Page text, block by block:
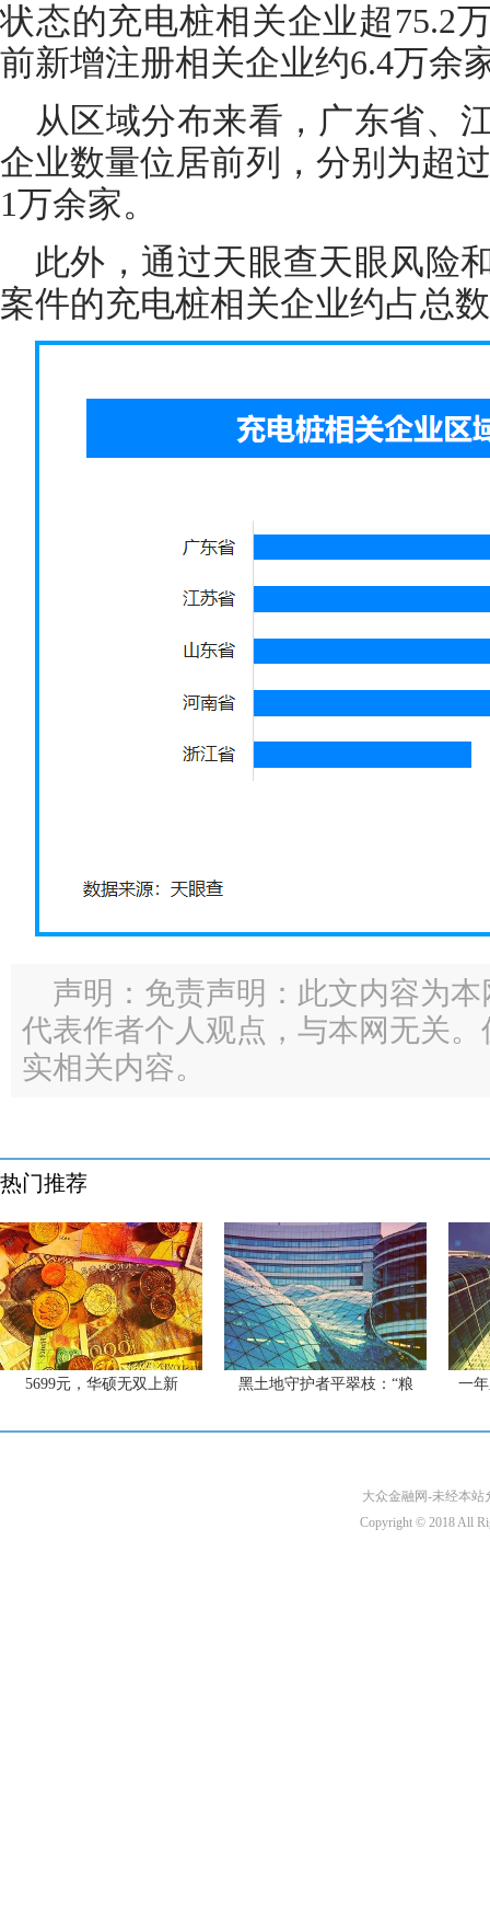
状态的充电桩相关企业超75.2
前新增注册相关企业约6.4万余
从区域分布来看，广东省、
企业数量位居前列，分别为超
1万余家。
此外，通过天眼查天眼风险
案件的充电桩相关企业约占总
声明：免责声明：此文内容为
代表作者个人观点，与本网无关
实相关内容。
热门推荐
5699元，华硕无双上新 黑土地守护者平翠枝：“粮 一
大众金融网-未经本站
Copyright © 2018 All